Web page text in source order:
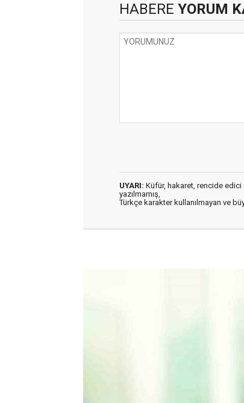
HABERE YORUM
UYARI: Küfür, hakaret, rencide edici
yazılmamış,
Türkçe karakter kullanılmayan ve